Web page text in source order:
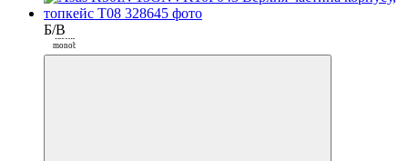
Б/ВПокупка
частинами від
monobank